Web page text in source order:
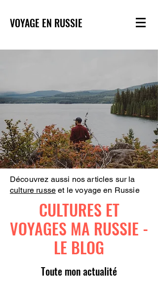
VOYAGE EN RUSSIE
Découvrez aussi nos articles sur la
culture russe et le voyage en Russie
CULTURES ET
VOYAGES MA RUSSIE -
LE BLOG
Toute mon actualité